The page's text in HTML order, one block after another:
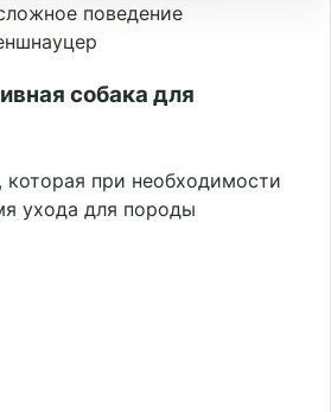
поведение
собака для
которая при необходимости
ухода для породы